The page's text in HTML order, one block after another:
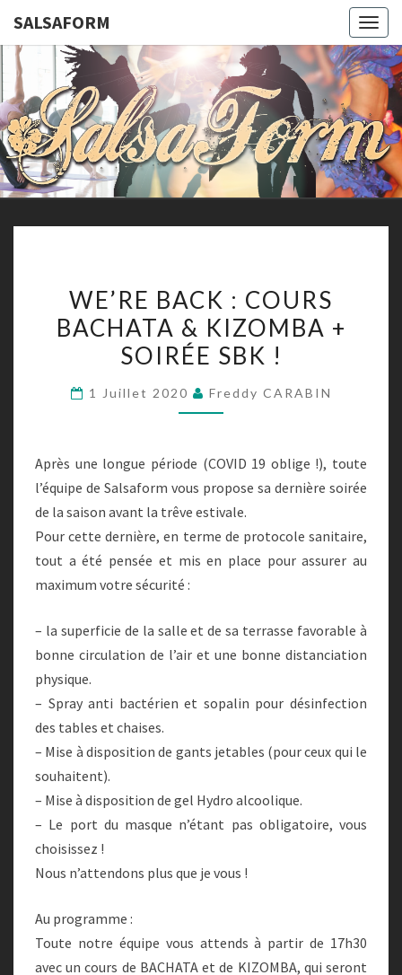
SALSAFORM
Cours
De
Danses
Latines
Remise
Forme
BACK
COURS
&
SOIRÉE
SBK
!
WE’RE BACK : COURS
BACHATA & KIZOMBA +
SOIRÉE SBK !
1 Juillet 2020 Freddy CARABIN
Après une longue période (COVID 19 oblige !), toute
l’équipe de Salsaform vous propose sa dernière soirée
de la saison avant la trêve estivale.
Pour cette dernière, en terme de protocole sanitaire,
tout a été pensée et mis en place pour assurer au
maximum votre sécurité :
– la superficie de la salle et de sa terrasse favorable à
bonne circulation de l’air et une bonne distanciation
physique.
– Spray anti bactérien et sopalin pour désinfection
des tables et chaises.
– Mise à disposition de gants jetables (pour ceux qui le
souhaitent).
– Mise à disposition de gel Hydro alcoolique.
– Le port du masque n’étant pas obligatoire, vous
choisissez !
Nous n’attendons plus que je vous !
Au programme :
Toute notre équipe vous attends à partir de 17h30
avec un cours de BACHATA et de KIZOMBA, qui seront